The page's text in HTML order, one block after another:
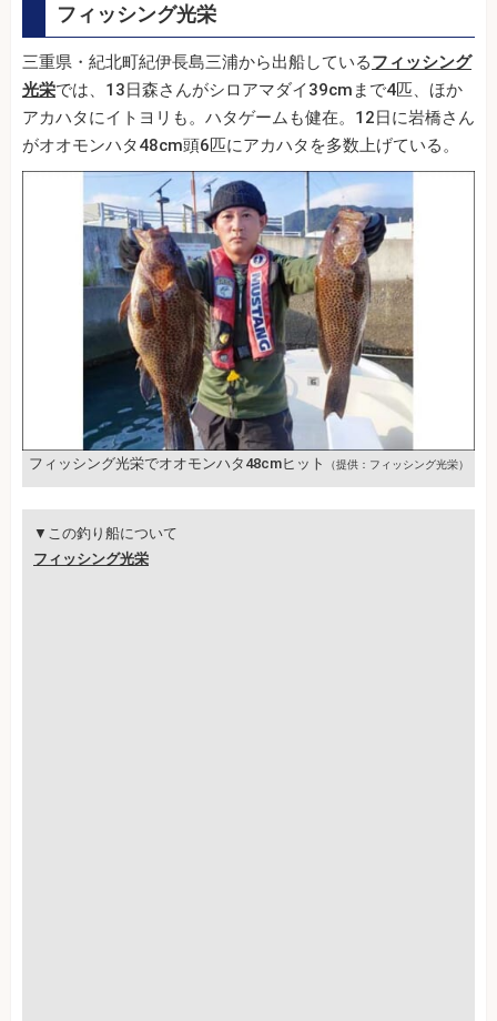
フィッシング光栄
三重県・紀北町紀伊長島三浦から出船しているフィッシング
光栄では、13日森さんがシロアマダイ39cmまで4匹、ほか
アカハタにイトヨリも。ハタゲームも健在。12日に岩橋さん
がオオモンハタ48cm頭6匹にアカハタを多数上げている。
フィッシング光栄でオオモンハタ48cmヒット （提供：フィッシング光栄）
▼この釣り船について
フィッシング光栄